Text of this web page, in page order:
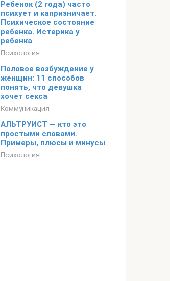
Ребенок (2 года) часто
психует и капризничает.
Психическое состояние
ребенка. Истерика у
ребенка
Психология
Половое возбуждение у
женщин: 11 способов
понять, что девушка
хочет секса
Коммуникация
АЛЬТРУИСТ — кто это
простыми словами.
Примеры, плюсы и минусы
Психология